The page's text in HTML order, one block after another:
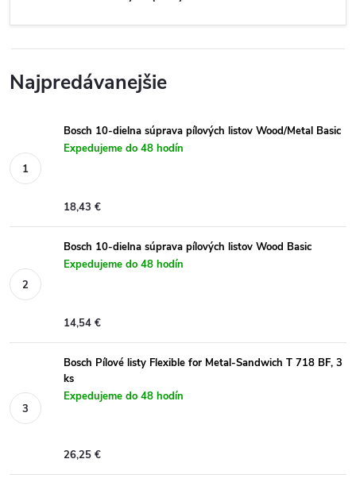
Najpredávanejšie
Bosch 10-dielna súprava pílových listov Wood/Metal Basic
Expedujeme do 48 hodín
18,43 €
Bosch 10-dielna súprava pílových listov Wood Basic
Expedujeme do 48 hodín
14,54 €
Bosch Pílové listy Flexible for Metal-Sandwich T 718 BF, 3
ks
Expedujeme do 48 hodín
26,25 €